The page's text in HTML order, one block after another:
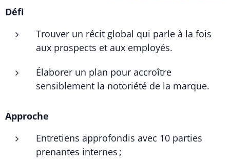
Défi
Trouver un récit global qui parle à la fois
aux prospects et aux employés.
Élaborer un plan pour accroître
sensiblement la notoriété de la marque.
Approche
Entretiens approfondis avec 10 parties
prenantes internes ;